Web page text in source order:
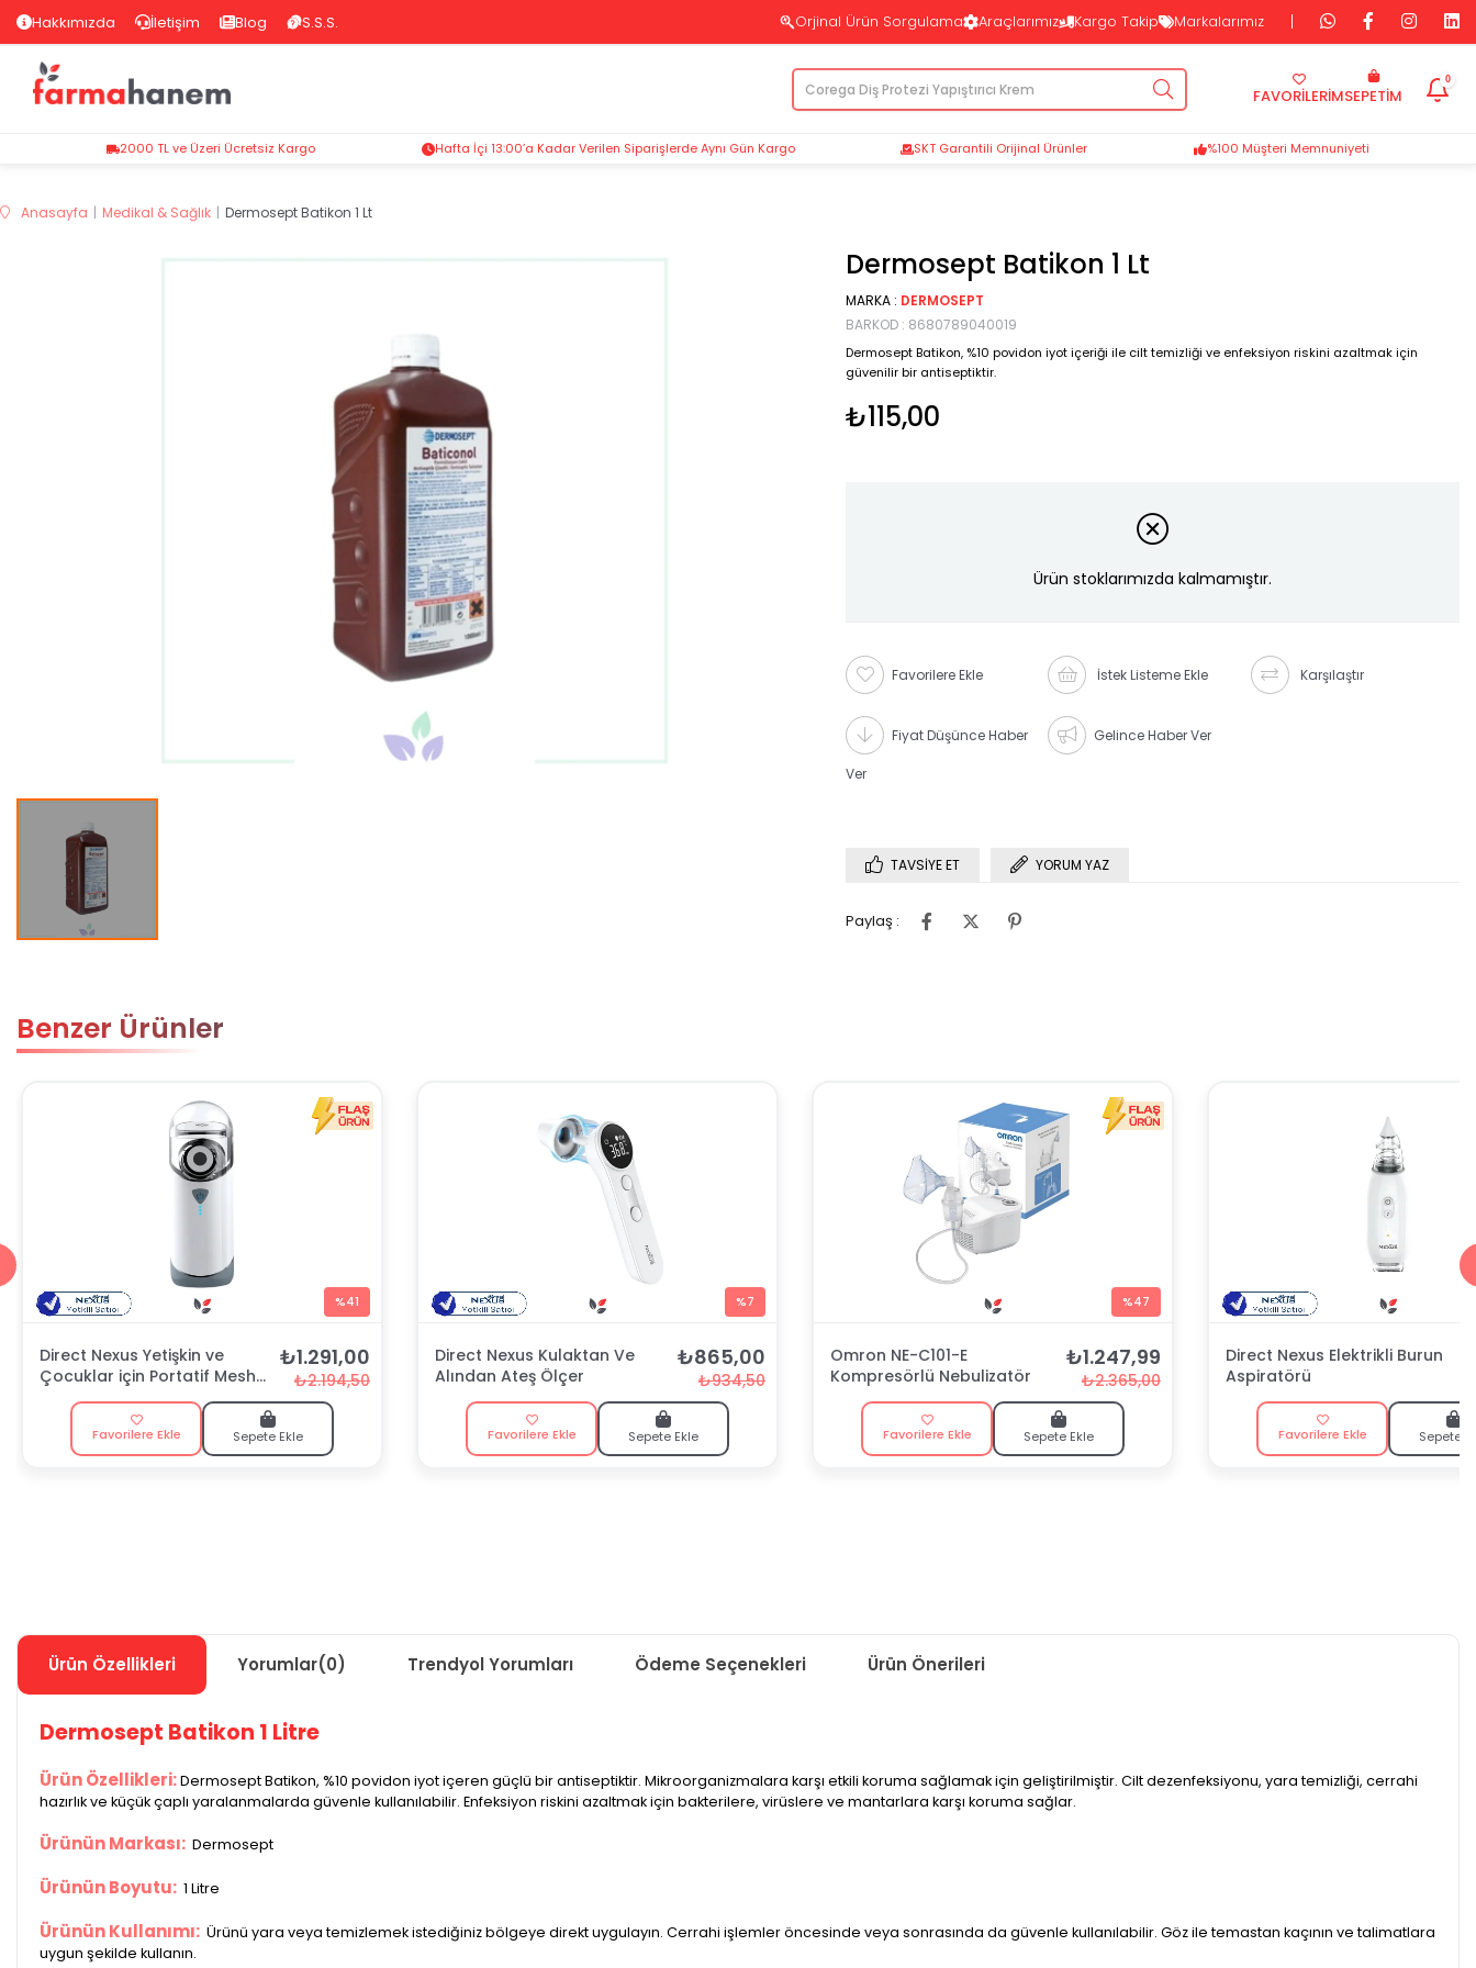
Hakkımızda İletişim Blog S.S.S. Orjinal Ürün Sorgulama Araçlarımız Kargo Takip Markalarımız
SEPETIM
FAVORİLERİM
0
2000 TL ve Üzeri Ücretsiz Kargo Hafta İçi 13:00’a Kadar Verilen Siparişlerde Aynı Gün Kargo SKT Garantili Orijinal Ürünler %100 Müşteri Memnuniyeti
Anasayfa Medikal & Sağlık Dermosept Batikon 1 Lt
Dermosept Batikon 1 Lt
MARKA : DERMOSEPT
BARKOD : 8680789040019
Dermosept Batikon, %10 povidon iyot içeriği ile cilt temizliği ve enfeksiyon riskini azaltmak için
güvenilir bir antiseptiktir.
₺115,00
Ürün stoklarımızda kalmamıştır.
Favorilere Ekle İstek Listeme Ekle Karşılaştır
Fiyat Düşünce Haber
Ver
Gelince Haber Ver
TAVSIYE ET YORUM YAZ
Paylaş :
Benzer Ürünler
%41
Direct Nexus Yetişkin ve
Çocuklar için Portatif Mesh
Nebulizatör
₺1.291,00
₺2.194,50
Favorilere Ekle Sepete Ekle
%7
Direct Nexus Kulaktan Ve
Alından Ateş Ölçer
₺865,00
₺934,50
Favorilere Ekle Sepete Ekle
%47
Omron NE-C101-E
Kompresörlü Nebulizatör
₺1.247,99
₺2.365,00
Favorilere Ekle Sepete Ekle
Direct Nexus Elektrikli Burun
Aspiratörü
Favorilere Ekle Sepete
Ürün Özellikleri Yorumlar(0) Trendyol Yorumları Ödeme Seçenekleri Ürün Önerileri
Dermosept Batikon 1 Litre
Ürün Özellikleri:Dermosept Batikon, %10 povidon iyot içeren güçlü bir antiseptiktir. Mikroorganizmalara karşı etkili koruma sağlamak için geliştirilmiştir. Cilt dezenfeksiyonu, yara temizliği, cerrahi
hazırlık ve küçük çaplı yaralanmalarda güvenle kullanılabilir. Enfeksiyon riskini azaltmak için bakterilere, virüslere ve mantarlara karşı koruma sağlar.
Ürünün Markası: Dermosept
Ürünün Boyutu: 1 Litre
Ürünün Kullanımı: Ürünü yara veya temizlemek istediğiniz bölgeye direkt uygulayın. Cerrahi işlemler öncesinde veya sonrasında da güvenle kullanılabilir. Göz ile temastan kaçının ve talimatlara
uygun şekilde kullanın.